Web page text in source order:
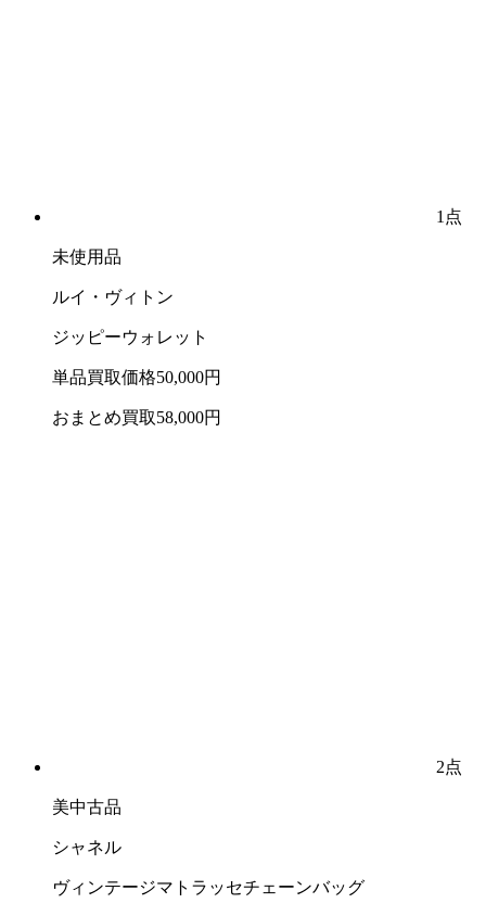
1点
未使用品
ルイ・ヴィトン
ジッピーウォレット
単品買取価格50,000円
おまとめ買取58,000円
2点
美中古品
シャネル
ヴィンテージマトラッセチェーンバッグ